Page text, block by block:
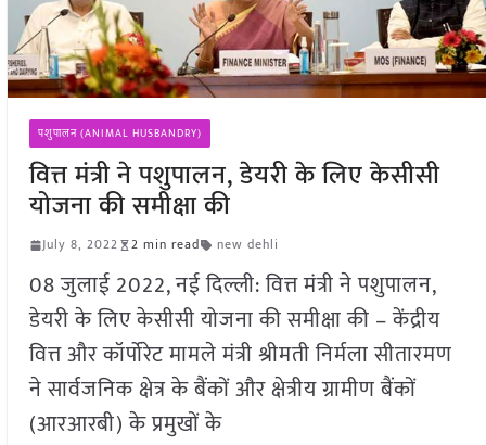
पशुपालन (ANIMAL HUSBANDRY)
वित्त मंत्री ने पशुपालन, डेयरी के लिए केसीसी
योजना की समीक्षा की
July 8, 2022 2 min read new dehli
08 जुलाई 2022, नई दिल्ली: वित्त मंत्री ने पशुपालन,
डेयरी के लिए केसीसी योजना की समीक्षा की – केंद्रीय
वित्त और कॉर्पोरेट मामले मंत्री श्रीमती निर्मला सीतारमण
ने सार्वजनिक क्षेत्र के बैंकों और क्षेत्रीय ग्रामीण बैंकों
(आरआरबी) के प्रमुखों के